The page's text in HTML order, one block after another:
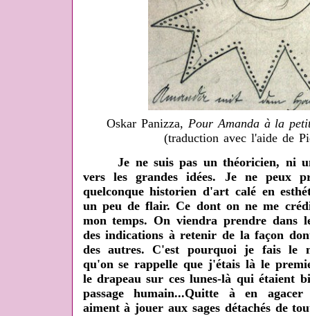
Oskar Panizza, Pour Amanda à la
(traduction avec l'aide de
Je ne suis pas un théoricien, ni
vers les grandes idées. Je ne peux
quelconque historien d'art calé en
un peu de flair. Ce dont on ne me
mon temps. On viendra prendre
des indications à retenir de la façon
des autres. C'est pourquoi je fais le
qu'on se rappelle que j'étais là le
le drapeau sur ces lunes-là qui étaient
passage humain...Quitte à en
aiment à jouer aux sages détachés de